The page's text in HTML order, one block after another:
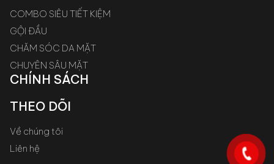
COMBO SIÊU TIẾT KIỆM
GỘI ĐẦU
CHĂM SÓC DA MẶT
CHUYÊN SÂU MẶT
CHÍNH SÁCH
THEO DÕI
Về chúng tôi
Liên hệ